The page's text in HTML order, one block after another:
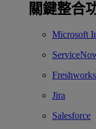
關鍵整合
Microsoft
Freshworks
Jira
Salesforce